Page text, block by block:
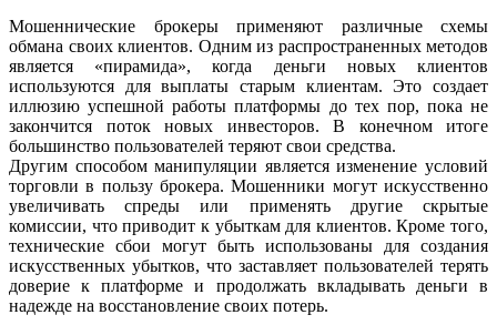
Мошеннические брокеры применяют различные схемы
обмана своих клиентов. Одним из распространенных методов
является «пирамида», когда деньги новых клиентов
используются для выплаты старым клиентам. Это создает
иллюзию успешной работы платформы до тех пор, пока не
закончится поток новых инвесторов. В конечном итоге
большинство пользователей теряют свои средства.
Другим способом манипуляции является изменение условий
торговли в пользу брокера. Мошенники могут искусственно
увеличивать спреды или применять другие скрытые
комиссии, что приводит к убыткам для клиентов. Кроме того,
технические сбои могут быть использованы для создания
искусственных убытков, что заставляет пользователей терять
доверие к платформе и продолжать вкладывать деньги в
надежде на восстановление своих потерь.